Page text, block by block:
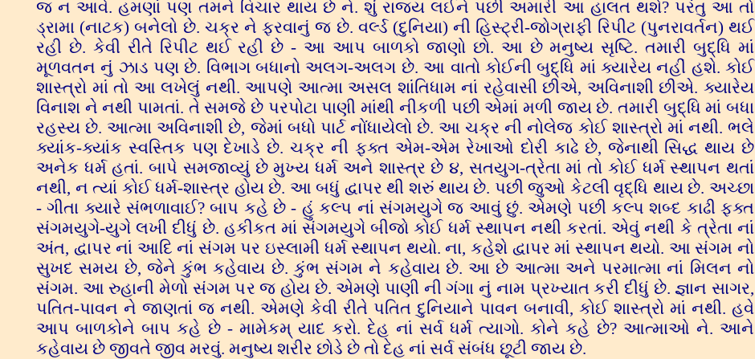
જ ન આવે. હમણાં પણ તમને વિચાર થાય છે ને. શું રાજ્ય લઈને પછી અમારી આ હાલત થશે? પરંતુ આ તો
ડ્રામા (નાટક) બનેલો છે. ચક્ર ને ફરવાનું જ છે. વર્લ્ડ (દુનિયા) ની હિસ્ટ્રી-જોગ્રાફી રિપીટ (પુનરાવર્તન) થઈ
રહી છે. કેવી રીતે રિપીટ થઈ રહી છે - આ આપ બાળકો જાણો છો. આ છે મનુષ્ય સૃષ્ટિ. તમારી બુદ્ધિ માં
મૂળવતન નું ઝાડ પણ છે. વિભાગ બધાનો અલગ-અલગ છે. આ વાતો કોઈની બુદ્ધિ માં ક્યારેય નહીં હશે. કોઈ
શાસ્ત્રો માં તો આ લખેલું નથી. આપણે આત્મા અસલ શાંતિધામ નાં રહેવાસી છીએ, અવિનાશી છીએ. ક્યારેય
વિનાશ ને નથી પામતાં. તે સમજે છે પરપોટા પાણી માંથી નીકળી પછી એમાં મળી જાય છે. તમારી બુદ્ધિ માં બધા
રહસ્ય છે. આત્મા અવિનાશી છે, જેમાં બધો પાર્ટ નોંધાયેલો છે. આ ચક્ર ની નોલેજ કોઈ શાસ્ત્રો માં નથી. ભલે
ક્યાંક-ક્યાંક સ્વસ્તિક પણ દેખાડે છે. ચક્ર ની ફક્ત એમ-એમ રેખાઓ દોરી કાઢે છે, જેનાથી સિદ્ધ થાય છે
અનેક ધર્મ હતાં. બાપે સમજાવ્યું છે મુખ્ય ધર્મ અને શાસ્ત્ર છે ૪, સતયુગ-ત્રેતા માં તો કોઈ ધર્મ સ્થાપન થતાં
નથી, ન ત્યાં કોઈ ધર્મ-શાસ્ત્ર હોય છે. આ બધું દ્વાપર થી શરું થાય છે. પછી જુઓ કેટલી વૃદ્ધિ થાય છે. અચ્છા
- ગીતા ક્યારે સંભળાવાઈ? બાપ કહે છે - હું કલ્પ નાં સંગમયુગે જ આવું છું. એમણે પછી કલ્પ શબ્દ કાઢી ફક્ત
સંગમયુગે-યુગે લખી દીધું છે. હકીકત માં સંગમયુગે બીજો કોઈ ધર્મ સ્થાપન નથી કરતાં. એવું નથી કે ત્રેતા નાં
અંત, દ્વાપર નાં આદિ નાં સંગમ પર ઇસ્લામી ધર્મ સ્થાપન થયો. ના, કહેશે દ્વાપર માં સ્થાપન થયો. આ સંગમ નો
સુખદ સમય છે, જેને કુંભ કહેવાય છે. કુંભ સંગમ ને કહેવાય છે. આ છે આત્મા અને પરમાત્મા નાં મિલન નો
સંગમ. આ રુહાની મેળો સંગમ પર જ હોય છે. એમણે પાણી ની ગંગા નું નામ પ્રખ્યાત કરી દીધું છે. જ્ઞાન સાગર,
પતિત-પાવન ને જાણતાં જ નથી. એમણે કેવી રીતે પતિત દુનિયાને પાવન બનાવી, કોઈ શાસ્ત્રો માં નથી. હવે
આપ બાળકોને બાપ કહે છે - મામેકમ્ યાદ કરો. દેહ નાં સર્વ ધર્મ ત્યાગો. કોને કહે છે? આત્માઓ ને. આને
કહેવાય છે જીવતે જીવ મરવું. મનુષ્ય શરીર છોડે છે તો દેહ નાં સર્વ સંબંધ છૂટી જાય છે.